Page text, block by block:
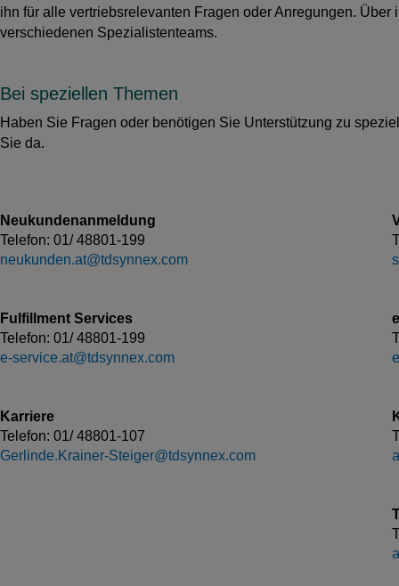
ihn für alle vertriebsrelevanten Fragen oder Anregungen.
verschiedenen Spezialistenteams.
Bei speziellen Themen
Haben Sie Fragen oder benötigen Sie Unterstützung zu
Sie da.
Neukundenanmeldung
Telefon: 01/ 48801-199
neukunden.at@tdsynnex.com
Fulfillment Services
Telefon: 01/ 48801-199
e-service.at@tdsynnex.com
Karriere
Telefon: 01/ 48801-107
Gerlinde.Krainer-Steiger@tdsynnex.com